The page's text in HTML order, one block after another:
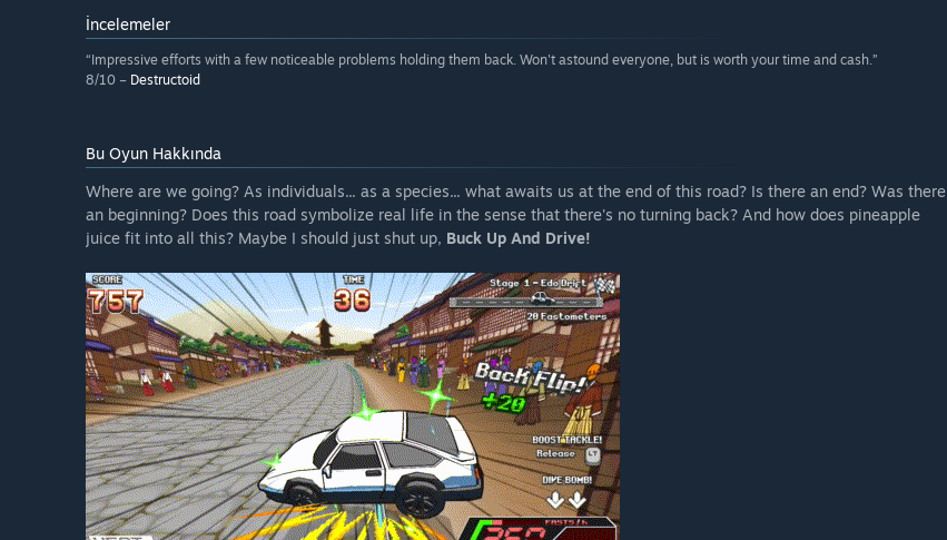
İncelemeler
“Impressive efforts with a few noticeable problems holding them back. Won't astound everyone, but is worth your time and cash.”
8/10 – Destructoid
Bu Oyun Hakkında
Where are we going? As individuals... as a species... what awaits us at the end of this road? Is there an end? Was there
an beginning? Does this road symbolize real life in the sense that there's no turning back? And how does pineapple
juice fit into all this? Maybe I should just shut up, Buck Up And Drive!